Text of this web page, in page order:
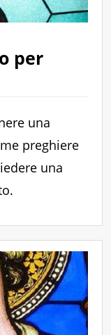
per
una
preghiere
una